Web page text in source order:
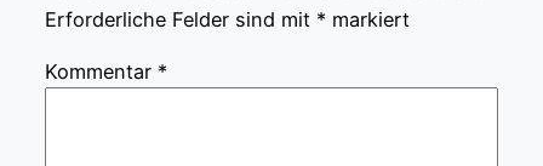
Erforderliche Felder sind mit * markiert
Kommentar *